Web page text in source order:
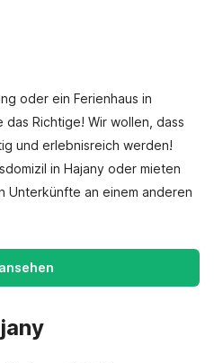
oder ein Ferienhaus in
das Richtige! Wir wollen, dass
und erlebnisreich werden!
in Hajany oder mieten
Unterkünfte an einem anderen